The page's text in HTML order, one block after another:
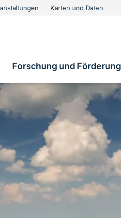
Karten und Daten
Forschung und Förderung